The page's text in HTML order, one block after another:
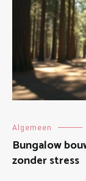
Algemeen
Bungalow
zonder stress